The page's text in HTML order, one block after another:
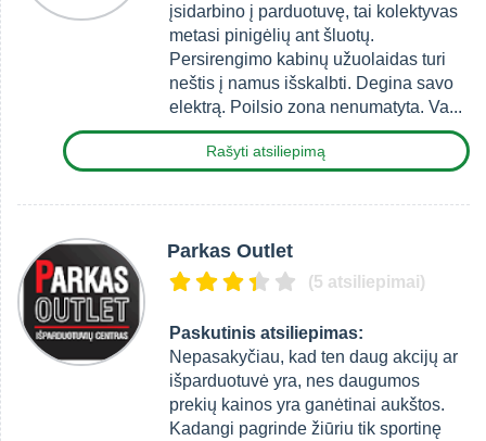
įsidarbino į parduotuvę, tai kolektyvas
metasi pinigėlių ant šluotų.
Persirengimo kabinų užuolaidas turi
neštis į namus išskalbti. Degina savo
elektrą. Poilsio zona nenumatyta. Va...
Rašyti atsiliepimą
Parkas Outlet
(5 atsiliepimai)
Paskutinis atsiliepimas:
Nepasakyčiau, kad ten daug akcijų ar
išparduotuvė yra, nes daugumos
prekių kainos yra ganėtinai aukštos.
Kadangi pagrinde žiūriu tik sportinę